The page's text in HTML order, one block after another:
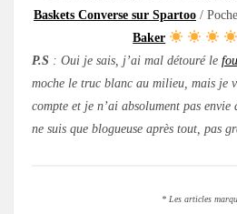
Baskets Converse sur Spartoo /
Baker
P.S : Oui je sais, j’ai mal détouré le
moche le truc blanc au milieu, mais je
compte et je n’ai absolument pas
ne suis que blogueuse après tout, pas
* Les articles